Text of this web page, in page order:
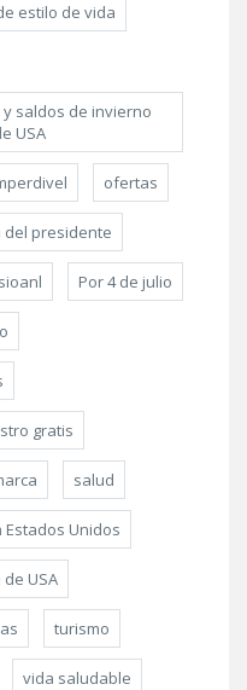
estilo de vida
saldos de invierno
USA
ofertas
del presidente
Por 4 de julio
gratis
salud
Unidos
USA
turismo
vida saludable